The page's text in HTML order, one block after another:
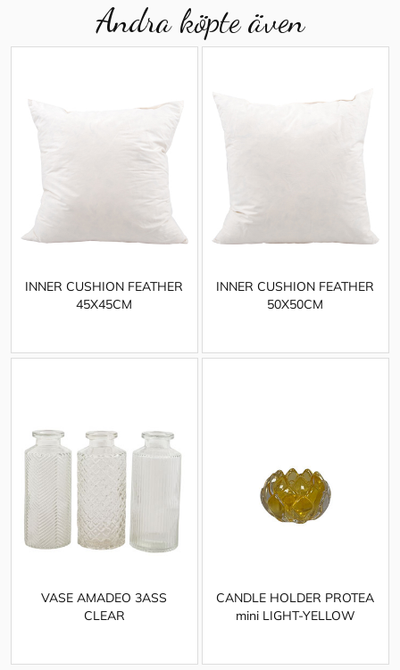
Andra köpte även
INNER CUSHION FEATHER
45X45CM
INNER CUSHION FEATHER
50X50CM
VASE AMADEO 3ASS
CLEAR
CANDLE HOLDER PROTEA
mini LIGHT-YELLOW